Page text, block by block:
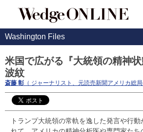
Washington Files
米国で広がる『大統領の精神
波紋
斎藤 彰 （ ジャーナリスト、元読売新聞アメリカ総局
トランプ大統領の常軌を逸した発言や行